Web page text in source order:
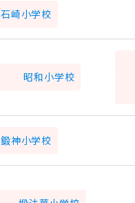
石崎小学校
昭和小学校
鍛神小学校